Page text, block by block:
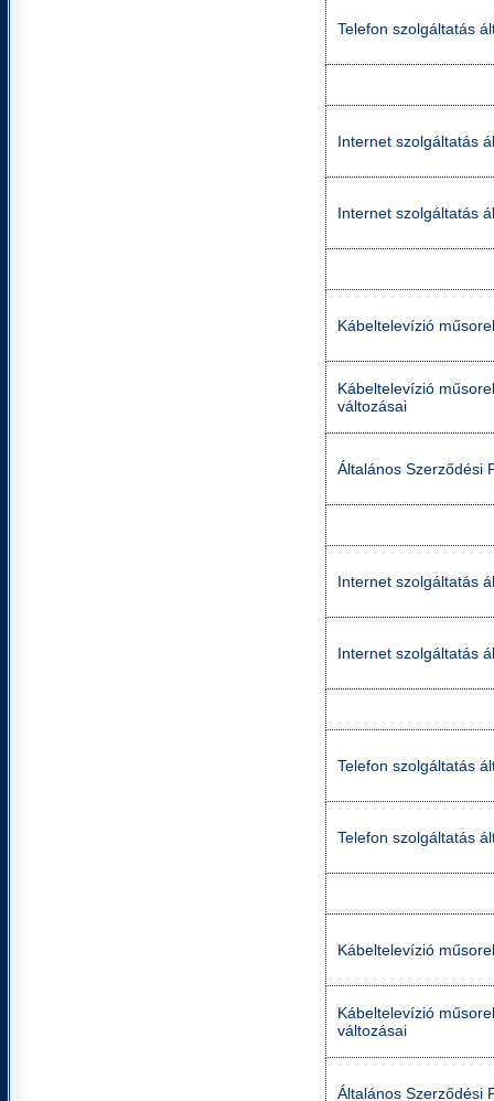
Telefon szolgáltatás
Internet szolgáltatás
Internet szolgáltatás
Kábeltelevízió
Kábeltelevízió
változásai
Általános Szerződési
Internet szolgáltatás
Internet szolgáltatás
Telefon szolgáltatás
Telefon szolgáltatás
Kábeltelevízió
Kábeltelevízió
változásai
Általános Szerződési